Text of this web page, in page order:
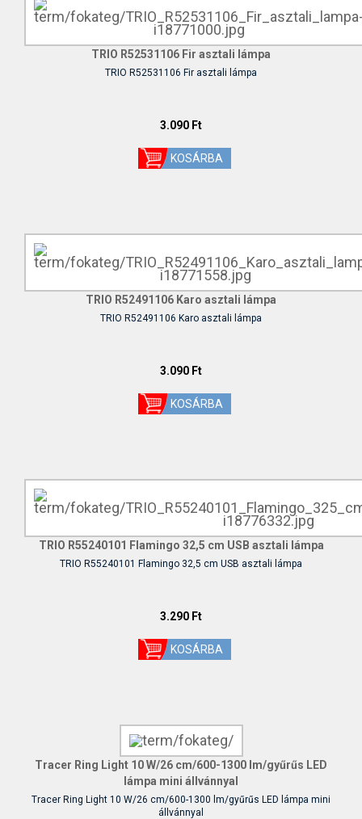
TRIO R52531106 Fir asztali lámpa
TRIO R52531106 Fir asztali lámpa
3.090 Ft
TRIO R52491106 Karo asztali lámpa
TRIO R52491106 Karo asztali lámpa
3.090 Ft
TRIO R55240101 Flamingo 32,5 cm USB asztali lámpa
TRIO R55240101 Flamingo 32,5 cm USB asztali lámpa
3.290 Ft
Tracer Ring Light 10 W/26 cm/600-1300 lm/gyűrűs LED
lámpa mini állvánnyal
Tracer Ring Light 10 W/26 cm/600-1300 lm/gyűrűs LED lámpa mini
állvánnyal